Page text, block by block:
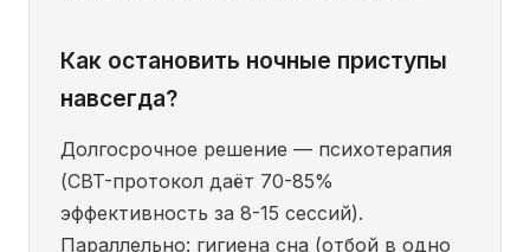
Как остановить ночные приступы
навсегда?
Долгосрочное решение — психотерапия
(CBT-протокол даёт 70-85%
эффективность за 8-15 сессий).
Параллельно: гигиена сна (отбой в одно